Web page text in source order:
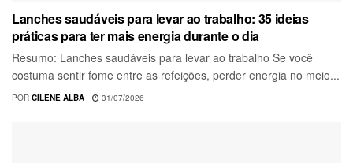
Lanches saudáveis para levar ao trabalho: 35 ideias
práticas para ter mais energia durante o dia
Resumo: Lanches saudáveis para levar ao trabalho Se você
costuma sentir fome entre as refeições, perder energia no meio...
POR CILENE ALBA 31/07/2026